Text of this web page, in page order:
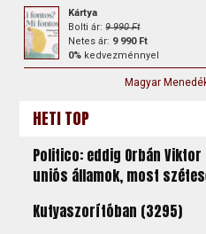
Kártya
Bolti ár:9 990 Ft
Netes ár: 9 990 Ft
0% kedvezménnyel
Magyar
HETI TOP
Politico: eddig Orbán
uniós államok, most
Kutyaszorítóban (3295)